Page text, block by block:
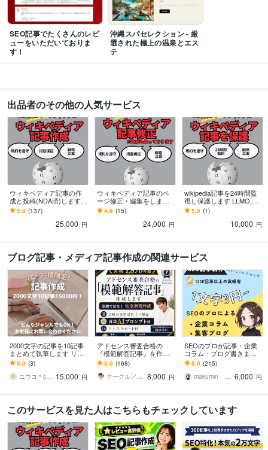
すべての業界
集客・マーケティング相談 SEOライティング
語学力
英語
フランス語 ビジネスレベル
スペイン語 ビジネスレベル
イタリア語 ビジネスレベル
タイ語 ビジネスレベル
ベトナム語 ビジネスレベル
ポルトガル語
ビジネスレベル
インドネシア語
ロシア語 ビジネスレベル
SEO記事でたくさんのレビ
ューをいただいておりま
す！
沖縄スパセレクション - 厳
選された極上の温泉とエス
テ
出品者のその他の人気サービス
ウィキペディア記事の作
成と投稿(NDA済)します
掲載保証のwikipedia記
事！GEO,LLMO,SEOへ
5.0 (137)
25,000 円
ウィキペディア記事のペ
ージ修正・編集をします
SEOやchatGPT等のAI戦
略にwikipediaページ
4.9 (15)
24,000 円
wikipedia記事を24時間監
視し保護します LLMO,GE
O,AIO対策！ウィキペディ
アページの保護。
5.0 (1)
10,000 円
ブログ記事・メディア記事作成の関連サービス
2000文字の記事を10記事
まとめて執筆します リピ
ーター様限定！10記事を
特別価格でご提供！
5.0 (3)
ユウコ＊cotomusubi＊ 15,000 円
アドセンス審査合格の
『模範解答記事』を作成
します 実績1870！合格の
金型記事１つ納品＋再現
プロンプト付
5.0 (168)
グーグルアドセンス合格サポートドットコム
8,000 円
SEOのプロが記事・企業
コラム・ブログ書きます 1
文字3円〜丸投げ！構成作
成・リサーチ・執筆全てO
K♪
5.0 (215)
makumin まくみん 6,000 円
このサービスを見た人はこちらもチェックしています